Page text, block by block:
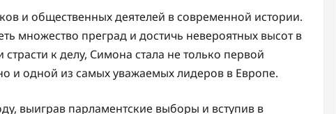
и общественных деятелей в современной истории.
множество преград и достичь невероятных высот в
к делу, Симона стала не только первой
одной из самых уважаемых лидеров в Европе.
выиграв парламентские выборы и вступив в